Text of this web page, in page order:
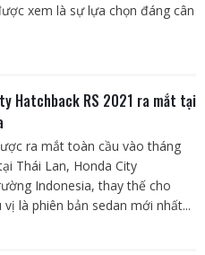
xem là sự lựa chọn đáng cân
Hatchback RS 2021 ra mắt tại
ra mắt toàn cầu vào tháng
Thái Lan, Honda City
Indonesia, thay thế cho
là phiên bản sedan mới nhất...